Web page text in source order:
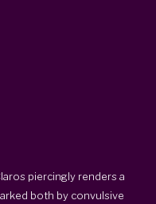
piercingly renders a
both by convulsive